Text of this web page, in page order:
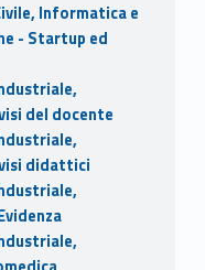
Informatica e
- Startup ed
del docente
didattici